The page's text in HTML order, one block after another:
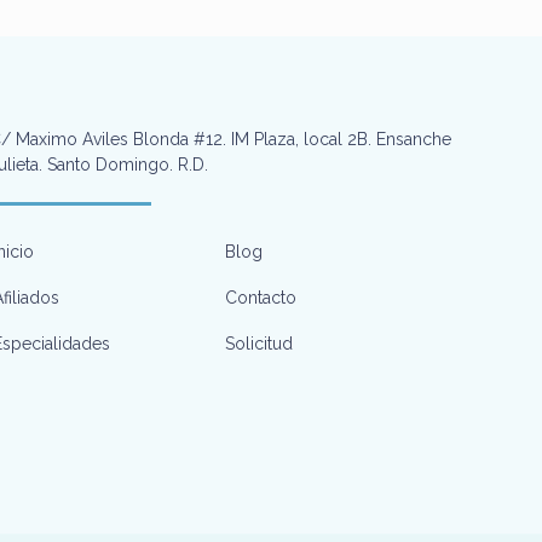
Maximo Aviles Blonda #12. IM Plaza, local 2B. Ensanche
Santo Domingo. R.D.
Blog
Contacto
Solicitud